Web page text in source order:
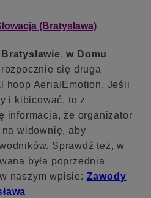
(Bratysława)
,w Domu
rozpocznie się druga
hoop AeriaIEmotion. Jeśli
i kibicować, to z
informacja, że organizator
widownię, aby
Sprawdź też, w
była poprzednia
naszym wpisie: Zawody